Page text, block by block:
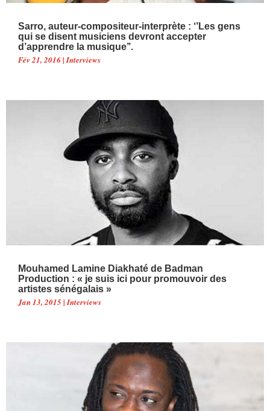
Sarro, auteur-compositeur-interprète : ‘’Les gens
qui se disent musiciens devront accepter
d’apprendre la musique’’.
Fév 21, 2016|Interviews
Mouhamed Lamine Diakhaté de Badman
Production : « je suis ici pour promouvoir des
artistes sénégalais »
Jan 13, 2015|Interviews